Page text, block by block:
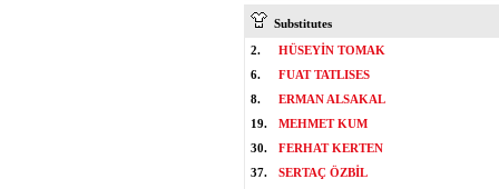
Substitutes
2.
HÜSEYİN TOMAK
6.
FUAT TATLISES
8.
ERMAN ALSAKAL
19.
MEHMET KUM
30.
FERHAT KERTEN
37.
SERTAÇ ÖZBİL